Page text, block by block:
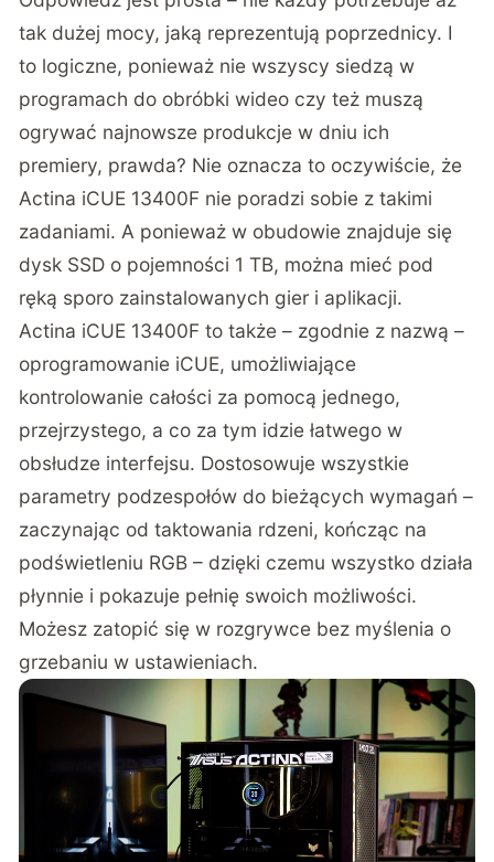
tak dużej mocy, jaką reprezentują poprzednicy. I
to logiczne, ponieważ nie wszyscy siedzą w
programach do obróbki wideo czy też muszą
ogrywać najnowsze produkcje w dniu ich
premiery, prawda? Nie oznacza to oczywiście, że
Actina iCUE 13400F nie poradzi sobie z takimi
zadaniami. A ponieważ w obudowie znajduje się
dysk SSD o pojemności 1 TB, można mieć pod
ręką sporo zainstalowanych gier i aplikacji.
Actina iCUE 13400F to także – zgodnie z nazwą –
oprogramowanie iCUE, umożliwiające
kontrolowanie całości za pomocą jednego,
przejrzystego, a co za tym idzie łatwego w
obsłudze interfejsu. Dostosowuje wszystkie
parametry podzespołów do bieżących wymagań –
zaczynając od taktowania rdzeni, kończąc na
podświetleniu RGB – dzięki czemu wszystko działa
płynnie i pokazuje pełnię swoich możliwości.
Możesz zatopić się w rozgrywce bez myślenia o
grzebaniu w ustawieniach.